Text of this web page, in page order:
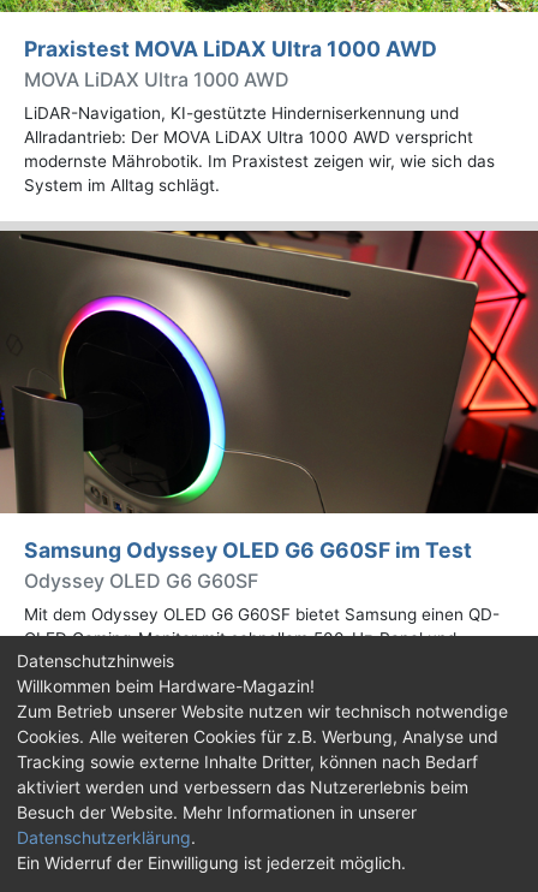
Praxistest MOVA LiDAX Ultra 1000 AWD
MOVA LiDAX Ultra 1000 AWD
LiDAR-Navigation, KI-gestützte Hinderniserkennung und
Allradantrieb: Der MOVA LiDAX Ultra 1000 AWD verspricht
modernste Mährobotik. Im Praxistest zeigen wir, wie sich das
System im Alltag schlägt.
Samsung Odyssey OLED G6 G60SF im Test
Odyssey OLED G6 G60SF
Mit dem Odyssey OLED G6 G60SF bietet Samsung einen QD-
OLED Gaming-Monitor mit schnellem 500-Hz-Panel und
WQHD-Auflösung an. Wir haben den 27 Zoll großen Monitor auf
Herz und Nieren geprüft.
Impressum| Kontakt |Jobs |Datenschutz |
Consent‑Einstellungen |Haftungsausschluss
Feed Facebook
Twitch
Discord
Datenschutzhinweis
Willkommen beim Hardware-Magazin!
Zum Betrieb unserer Website nutzen wir technisch notwendige
Cookies. Alle weiteren Cookies für z.B. Werbung, Analyse und
Tracking sowie externe Inhalte Dritter, können nach Bedarf
aktiviert werden und verbessern das Nutzererlebnis beim
Besuch der Website. Mehr Informationen in unserer
Datenschutzerklärung.
Ein Widerruf der Einwilligung ist jederzeit möglich.